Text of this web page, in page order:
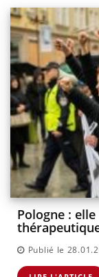
Pologne :
Publié le